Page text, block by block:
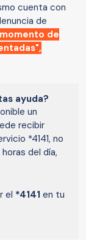
cuenta con
de
de
ayuda?
un
recibir
*4141, no
del día,
el *4141 en tu